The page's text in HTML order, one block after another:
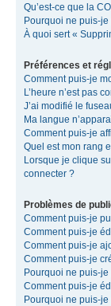
Qu’est-ce que la
Pourquoi ne puis-je
À quoi sert «
Préférences et
Comment puis-je
L’heure n’est pas
J’ai modifié le
Ma langue
Comment puis-je
Quel est mon rang
Lorsque je clique
connecter ?
Problèmes de
Comment puis-je
Comment puis-je
Comment puis-je
Comment puis-je
Pourquoi ne puis-
Comment puis-je
Pourquoi ne puis-